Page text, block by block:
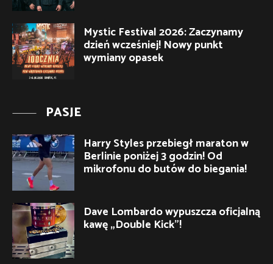
Mystic Festival 2026: Zaczynamy
dzień wcześniej! Nowy punkt
wymiany opasek
PASJE
Harry Styles przebiegł maraton w
Berlinie poniżej 3 godzin! Od
mikrofonu do butów do biegania!
Dave Lombardo wypuszcza oficjalną
kawę „Double Kick”!